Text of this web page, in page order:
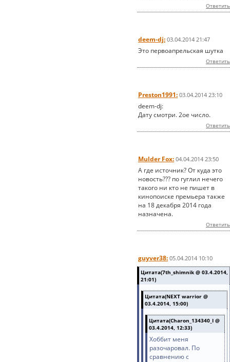
Ответить
deem-dj: 03.04.2014 21:47
Это первоапрельская шутка
Ответить
Preston1991: 03.04.2014 23:10
deem-dj:
Дату смотри. 2ое число.
Ответить
Mulder Fox: 04.04.2014 23:50
А где источник? От куда это
новость??? по гуглил нечего
такого ни кто не пишет в
кинопоиске премьера также
на 18 декабря 2014 года
назначена.
Ответить
guyver38: 05.04.2014 10:10
Цитата(7th_shimnik @ 03.4.2014,
21:01)
Цитата(NEXT warrior @
03.4.2014, 15:00)
Цитата(Charon_134340_I @
03.4.2014, 12:33)
Хоббит меня
разочаровал. По
сравнению с